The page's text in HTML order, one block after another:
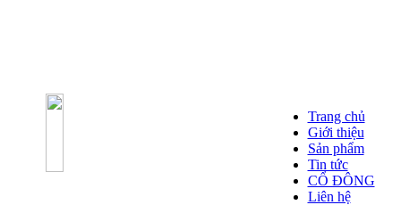
Trang chủ
Giới thiệu
Sản phẩm
Tin tức
CỔ ĐÔNG
Liên hệ